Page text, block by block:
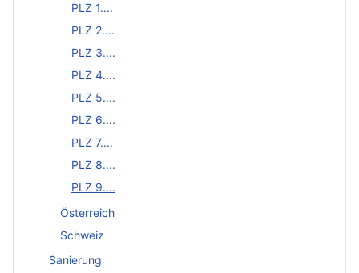
PLZ 1....
PLZ 2....
PLZ 3....
PLZ 4....
PLZ 5....
PLZ 6....
PLZ 7....
PLZ 8....
PLZ 9....
Österreich
Schweiz
Sanierung